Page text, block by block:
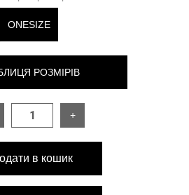
ONESIZE
РОЗМІРІВ
ONESIZE
+
в кошик